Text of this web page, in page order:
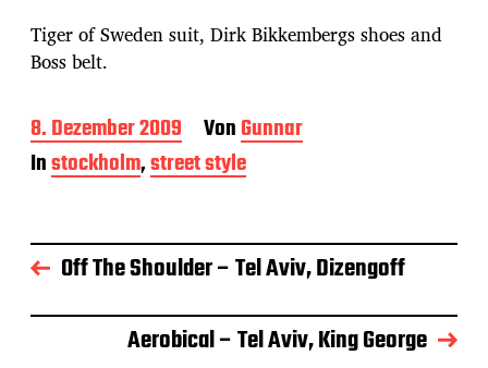
Tiger of Sweden suit, Dirk Bikkembergs shoes and
Boss belt.
B
e
i
a
g
s
a
8. Dezember 2009 VonGunnar
Instockholm,street style
Off The Shoulder – Tel Aviv, Dizengoff
Aerobical – Tel Aviv, King George